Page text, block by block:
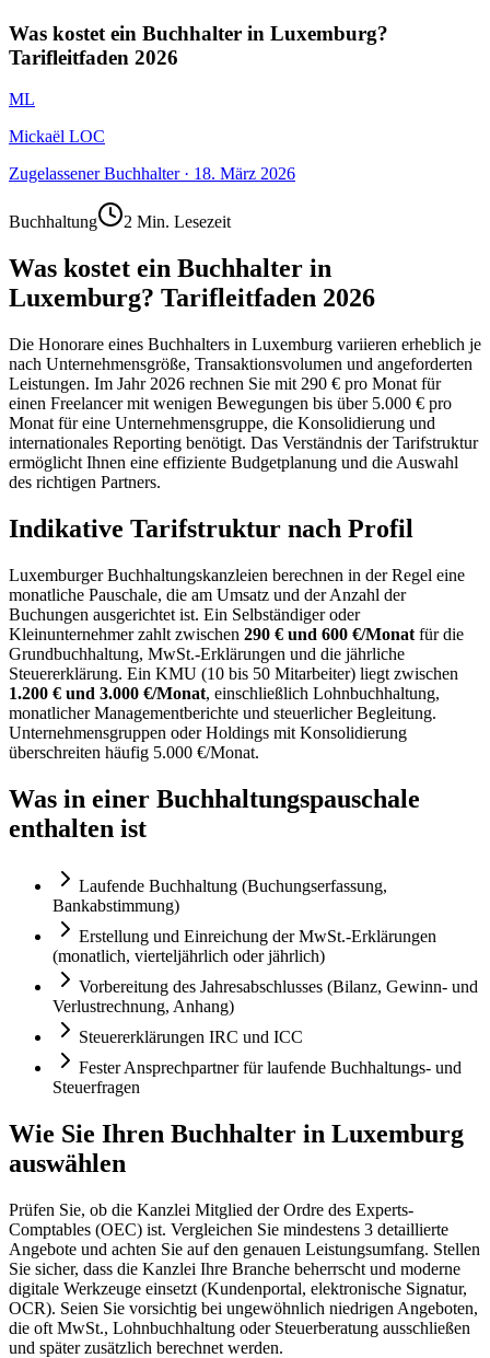
Was kostet ein Buchhalter in Luxemburg?
Tarifleitfaden 2026
ML
Mickaël LOC
Zugelassener Buchhalter· 18. März 2026
Buchhaltung 2 Min. Lesezeit
Was kostet ein Buchhalter in
Luxemburg? Tarifleitfaden 2026
Die Honorare eines Buchhalters in Luxemburg variieren erheblich je
nach Unternehmensgröße, Transaktionsvolumen und angeforderten
Leistungen. Im Jahr 2026 rechnen Sie mit 290 € pro Monat für
einen Freelancer mit wenigen Bewegungen bis über 5.000 € pro
Monat für eine Unternehmensgruppe, die Konsolidierung und
internationales Reporting benötigt. Das Verständnis der Tarifstruktur
ermöglicht Ihnen eine effiziente Budgetplanung und die Auswahl
des richtigen Partners.
Indikative Tarifstruktur nach Profil
Luxemburger Buchhaltungskanzleien berechnen in der Regel eine
monatliche Pauschale, die am Umsatz und der Anzahl der
Buchungen ausgerichtet ist. Ein Selbständiger oder
Kleinunternehmer zahlt zwischen 290 € und 600 €/Monat für die
Grundbuchhaltung, MwSt.-Erklärungen und die jährliche
Steuererklärung. Ein KMU (10 bis 50 Mitarbeiter) liegt zwischen
1.200 € und 3.000 €/Monat, einschließlich Lohnbuchhaltung,
monatlicher Managementberichte und steuerlicher Begleitung.
Unternehmensgruppen oder Holdings mit Konsolidierung
überschreiten häufig 5.000 €/Monat.
Was in einer Buchhaltungspauschale
enthalten ist
Laufende Buchhaltung (Buchungserfassung,
Bankabstimmung)
Erstellung und Einreichung der MwSt.-Erklärungen
(monatlich, vierteljährlich oder jährlich)
Vorbereitung des Jahresabschlusses (Bilanz, Gewinn- und
Verlustrechnung, Anhang)
Steuererklärungen IRC und ICC
Fester Ansprechpartner für laufende Buchhaltungs- und
Steuerfragen
Wie Sie Ihren Buchhalter in Luxemburg
auswählen
Prüfen Sie, ob die Kanzlei Mitglied der Ordre des Experts-
Comptables (OEC) ist. Vergleichen Sie mindestens 3 detaillierte
Angebote und achten Sie auf den genauen Leistungsumfang. Stellen
Sie sicher, dass die Kanzlei Ihre Branche beherrscht und moderne
digitale Werkzeuge einsetzt (Kundenportal, elektronische Signatur,
OCR). Seien Sie vorsichtig bei ungewöhnlich niedrigen Angeboten,
die oft MwSt., Lohnbuchhaltung oder Steuerberatung ausschließen
und später zusätzlich berechnet werden.